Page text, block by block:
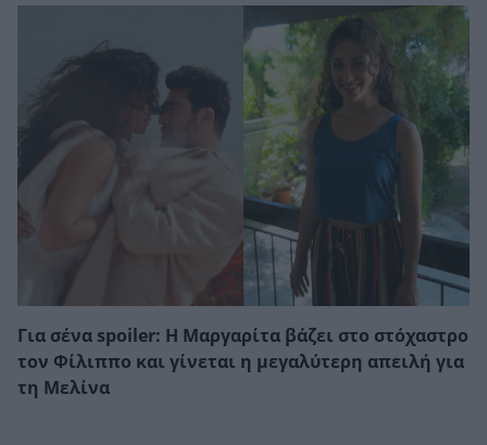
Για σένα spoiler: Η Μαργαρίτα βάζει στο στόχαστρο
τον Φίλιππο και γίνεται η μεγαλύτερη απειλή για
τη Μελίνα